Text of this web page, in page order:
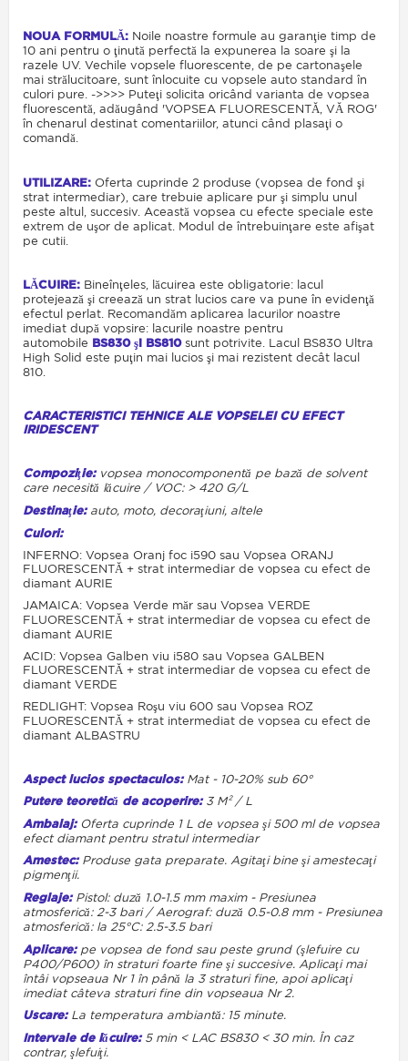
NOUA FORMULĂ: Noile noastre formule au garanţie timp de
10 ani pentru o ţinută perfectă la expunerea la soare şi la
razele UV. Vechile vopsele fluorescente, de pe cartonaşele
mai strălucitoare, sunt înlocuite cu vopsele auto standard în
culori pure. ->>>> Puteţi solicita oricând varianta de vopsea
fluorescentă, adăugând 'VOPSEA FLUORESCENTĂ, VĂ ROG'
în chenarul destinat comentariilor, atunci când plasaţi o
comandă.
UTILIZARE: Oferta cuprinde 2 produse (vopsea de fond şi
strat intermediar), care trebuie aplicare pur şi simplu unul
peste altul, succesiv. Această vopsea cu efecte speciale este
extrem de uşor de aplicat. Modul de întrebuinţare este afişat
pe cutii.
LĂCUIRE: Bineînţeles, lăcuirea este obligatorie: lacul
protejează şi creează un strat lucios care va pune în evidenţă
efectul perlat. Recomandăm aplicarea lacurilor noastre
imediat după vopsire: lacurile noastre pentru
automobile BS830 şi BS810sunt potrivite. Lacul BS830 Ultra
High Solid este puţin mai lucios şi mai rezistent decât lacul
810.
CARACTERISTICI TEHNICE ALE VOPSELEI CU EFECT
IRIDESCENT
Compoziţie:vopsea monocomponentă pe bază de solvent
care necesită lăcuire / VOC: > 420 G/L
Destinaţie:auto, moto, decoraţiuni, altele
Culori:
INFERNO: Vopsea Oranj foc i590 sau Vopsea ORANJ
FLUORESCENTĂ + strat intermediar de vopsea cu efect de
diamant AURIE
JAMAICA: Vopsea Verde măr sau Vopsea VERDE
FLUORESCENTĂ + strat intermediar de vopsea cu efect de
diamant AURIE
ACID: Vopsea Galben viu i580 sau Vopsea GALBEN
FLUORESCENTĂ + strat intermediar de vopsea cu efect de
diamant VERDE
REDLIGHT: Vopsea Roşu viu 600 sau Vopsea ROZ
FLUORESCENTĂ + strat intermediat de vopsea cu efect de
diamant ALBASTRU
Aspect lucios spectaculos:Mat - 10-20% sub 60°
Putere teoretică de acoperire:3 M² / L
Ambalaj:Oferta cuprinde 1 L de vopsea şi 500 ml de vopsea
efect diamant pentru stratul intermediar
Amestec:Produse gata preparate. Agitaţi bine şi amestecaţi
pigmenţii.
Reglaje:Pistol: duză 1.0-1.5 mm maxim - Presiunea
atmosferică: 2-3 bari / Aerograf: duză 0.5-0.8 mm - Presiunea
atmosferică: la 25°C: 2.5-3.5 bari
Aplicare:pe vopsea de fond sau peste grund (şlefuire cu
P400/P600) în straturi foarte fine şi succesive. Aplicaţi mai
întâi vopseaua Nr 1 în până la 3 straturi fine, apoi aplicaţi
imediat câteva straturi fine din vopseaua Nr 2.
Uscare: La temperatura ambiantă: 15 minute.
Intervale de lăcuire:5 min < LAC BS830 < 30 min. În caz
contrar, şlefuiţi.